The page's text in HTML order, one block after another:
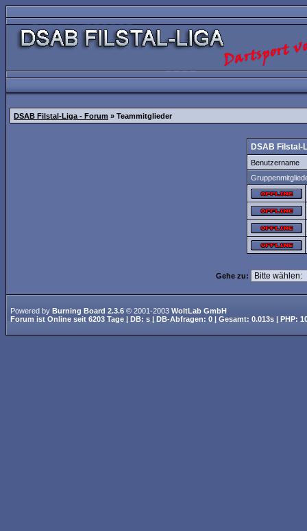
DSAB Filstal-Liga - Forum » Teammitglieder
DSAB Filstal-
Benutzername
Gehe zu:
Powered by Burning Board 2.3.6 © 2001-2003 WoltLab GmbH
Forum ist Online seit 6203 Tage | DB: s | DB-Abfragen: 0 | Gesamt: 0.013s | PHP: